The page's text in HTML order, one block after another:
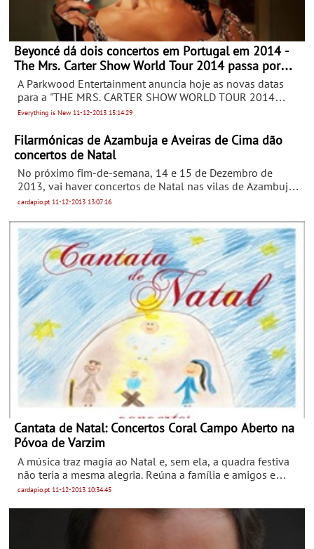
Beyoncé dá dois concertos em Portugal em 2014 -
The Mrs. Carter Show World Tour 2014 passa por
Portugal nos dias 26 e 27 de Março
A Parkwood Entertainment anuncia hoje as novas datas
para a "THE MRS. CARTER SHOW WORLD TOUR 2014
starring BEYONCÉ". A tournée mundial da galardoada
Irlanda, Holanda, Bélgica e Alemanha. A tournée irá contar
com quatro noites na O2 Arena, em Londres, e com três
noites noites na O2 Arena, em Dublin. Produzida pela
Parkwood Entertainment, o primeiro espectáculo terá
lugar, quinta-feira, 20 Fevereiro, em Glasgow, Reino Unido.
Everything is New 11-12-2013 15:14:29
Filarmónicas de Azambuja e Aveiras de Cima dão
concertos de Natal
No próximo fim-de-semana, 14 e 15 de Dezembro de
2013, vai haver concertos de Natal nas vilas de Azambuja
e de Aveiras de Cima, promovidos pelas colectividades de
cardapio.pt 11-12-2013 13:07:16
Cantata de Natal: Concertos Coral Campo Aberto na
Póvoa de Varzim
A música traz magia ao Natal e, sem ela, a quadra festiva
não teria a mesma alegria. Reúna a família e amigos e
assista aos Concertos Coral Cantata de Natal Campo
cardapio.pt 11-12-2013 10:34:45